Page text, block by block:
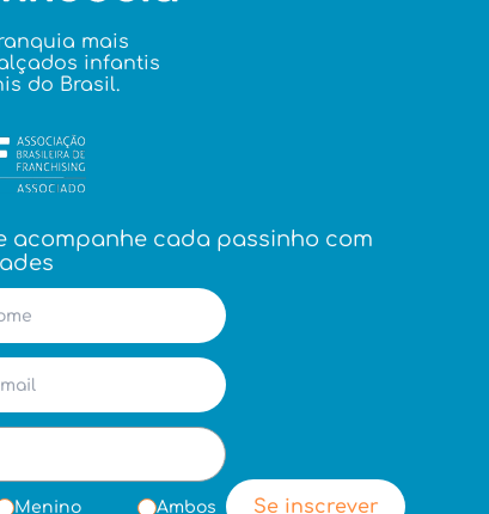
mais
infantis
do Brasil.
acompanhe cada passinho com
Menino Ambos Se inscrever